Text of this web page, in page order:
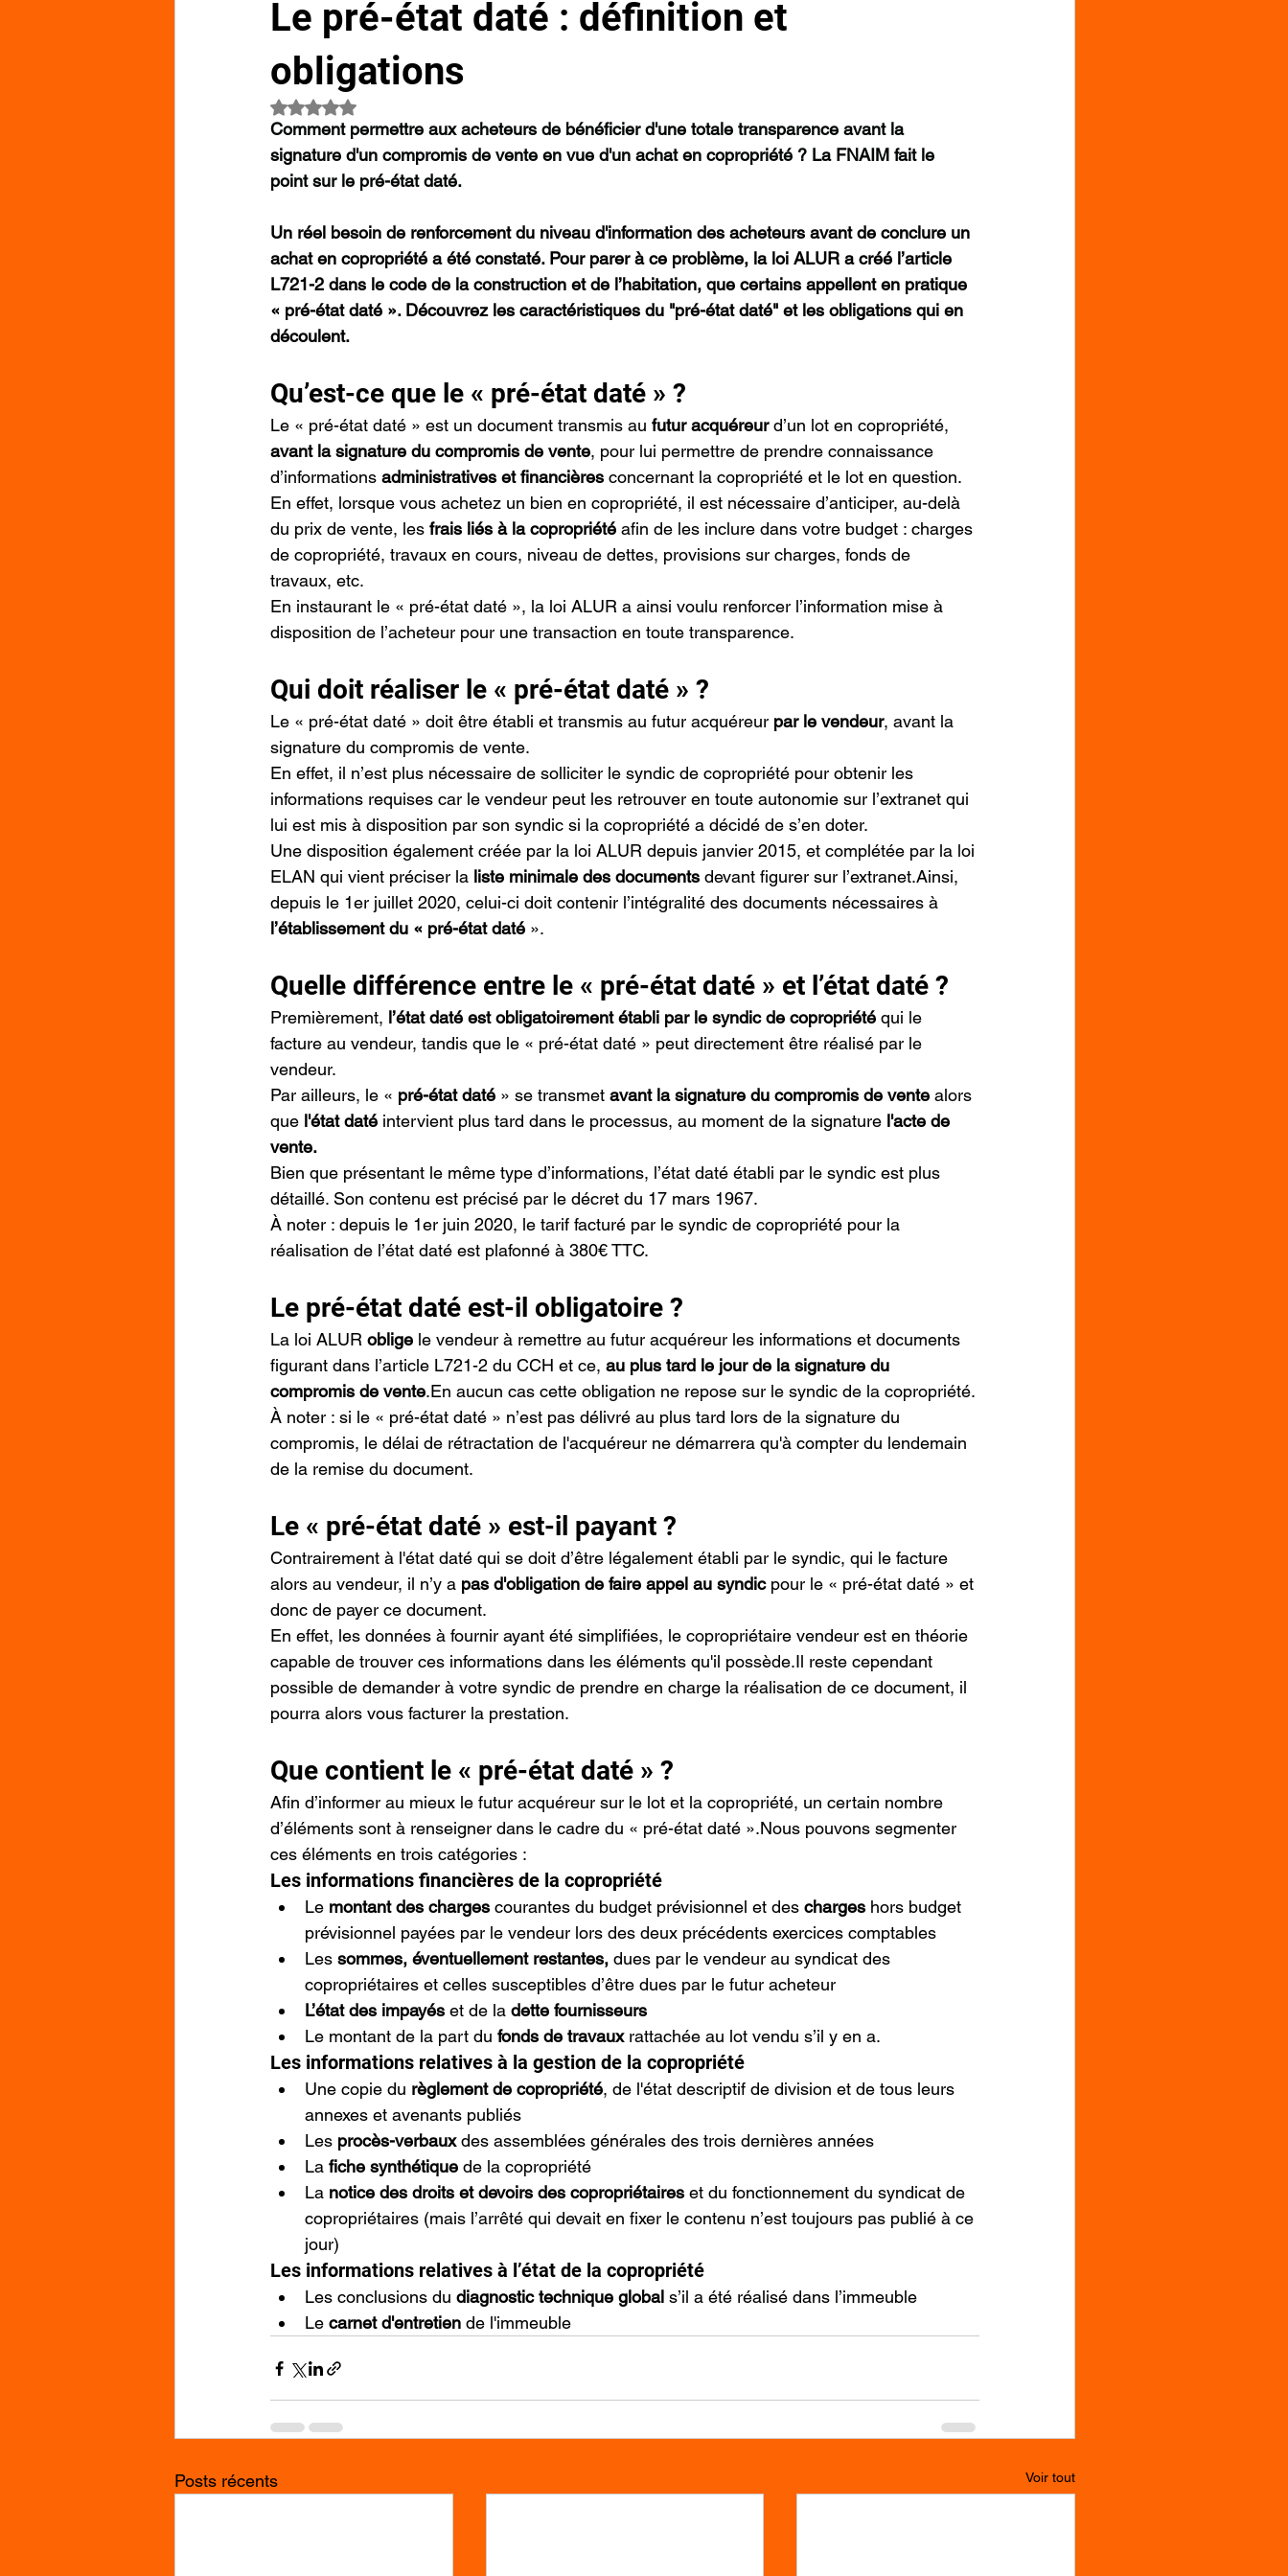
Le pré-état daté : définition et
obligations
Noté NaN étoiles sur 5.
Comment permettre aux acheteurs de bénéficier d'une totale transparence avant la
signature d'un compromis de vente en vue d'un achat en copropriété ? La FNAIM fait le
point sur le pré-état daté.
Un réel besoin de renforcement du niveau d'information des acheteurs avant de conclure un
achat en copropriété a été constaté. Pour parer à ce problème, la loi ALUR a créé l’article
L721-2 dans le code de la construction et de l’habitation, que certains appellent en pratique
« pré-état daté ». Découvrez les caractéristiques du "pré-état daté" et les obligations qui en
découlent.
Qu’est-ce que le « pré-état daté » ?
Le « pré-état daté » est un document transmis au futur acquéreur d’un lot en copropriété,
avant la signature du compromis de vente, pour lui permettre de prendre connaissance
d’informations administratives et financières concernant la copropriété et le lot en question.
En effet, lorsque vous achetez un bien en copropriété, il est nécessaire d’anticiper, au-delà
du prix de vente, les frais liés à la copropriété afin de les inclure dans votre budget : charges
de copropriété, travaux en cours, niveau de dettes, provisions sur charges, fonds de
travaux, etc.
En instaurant le « pré-état daté », la loi ALUR a ainsi voulu renforcer l’information mise à
disposition de l’acheteur pour une transaction en toute transparence.
Qui doit réaliser le « pré-état daté » ?
Le « pré-état daté » doit être établi et transmis au futur acquéreur par le vendeur, avant la
signature du compromis de vente.
En effet, il n’est plus nécessaire de solliciter le syndic de copropriété pour obtenir les
informations requises car le vendeur peut les retrouver en toute autonomie sur l’extranet qui
lui est mis à disposition par son syndic si la copropriété a décidé de s’en doter.
Une disposition également créée par la loi ALUR depuis janvier 2015, et complétée par la loi
ELAN qui vient préciser la liste minimale des documents devant figurer sur l’extranet.Ainsi,
depuis le 1er juillet 2020, celui-ci doit contenir l’intégralité des documents nécessaires à
l’établissement du « pré-état daté ».
Quelle différence entre le « pré-état daté » et l’état daté ?
Premièrement, l’état daté est obligatoirement établi par le syndic de copropriété qui le
facture au vendeur, tandis que le « pré-état daté » peut directement être réalisé par le
vendeur.
Par ailleurs, le « pré-état daté » se transmet avant la signature du compromis de vente alors
que l'état daté intervient plus tard dans le processus, au moment de la signature l'acte de
vente.
Bien que présentant le même type d’informations, l’état daté établi par le syndic est plus
détaillé. Son contenu est précisé par le décret du 17 mars 1967.
À noter : depuis le 1er juin 2020, le tarif facturé par le syndic de copropriété pour la
réalisation de l’état daté est plafonné à 380€ TTC.
Le pré-état daté est-il obligatoire ?
La loi ALUR oblige le vendeur à remettre au futur acquéreur les informations et documents
figurant dans l’article L721-2 du CCH et ce, au plus tard le jour de la signature du
compromis de vente.En aucun cas cette obligation ne repose sur le syndic de la copropriété.
À noter : si le « pré-état daté » n’est pas délivré au plus tard lors de la signature du
compromis, le délai de rétractation de l'acquéreur ne démarrera qu'à compter du lendemain
de la remise du document.
Le « pré-état daté » est-il payant ?
Contrairement à l'état daté qui se doit d’être légalement établi par le syndic, qui le facture
alors au vendeur, il n’y a pas d'obligation de faire appel au syndic pour le « pré-état daté » et
donc de payer ce document.
En effet, les données à fournir ayant été simplifiées, le copropriétaire vendeur est en théorie
capable de trouver ces informations dans les éléments qu'il possède.Il reste cependant
possible de demander à votre syndic de prendre en charge la réalisation de ce document, il
pourra alors vous facturer la prestation.
Que contient le « pré-état daté » ?
Afin d’informer au mieux le futur acquéreur sur le lot et la copropriété, un certain nombre
d’éléments sont à renseigner dans le cadre du « pré-état daté ».Nous pouvons segmenter
ces éléments en trois catégories :
Les informations financières de la copropriété
Le montant des charges courantes du budget prévisionnel et des charges hors budget
prévisionnel payées par le vendeur lors des deux précédents exercices comptables
Les sommes, éventuellement restantes, dues par le vendeur au syndicat des
copropriétaires et celles susceptibles d’être dues par le futur acheteur
L’état des impayés et de la dette fournisseurs
Le montant de la part du fonds de travaux rattachée au lot vendu s’il y en a.
Les informations relatives à la gestion de la copropriété
Une copie du règlement de copropriété, de l'état descriptif de division et de tous leurs
annexes et avenants publiés
Les procès-verbaux des assemblées générales des trois dernières années
La fiche synthétique de la copropriété
La notice des droits et devoirs des copropriétaires et du fonctionnement du syndicat de
copropriétaires (mais l’arrêté qui devait en fixer le contenu n’est toujours pas publié à ce
jour)
Les informations relatives à l’état de la copropriété
Les conclusions du diagnostic technique global s’il a été réalisé dans l’immeuble
Le carnet d'entretien de l'immeuble
Posts récents Voir tout